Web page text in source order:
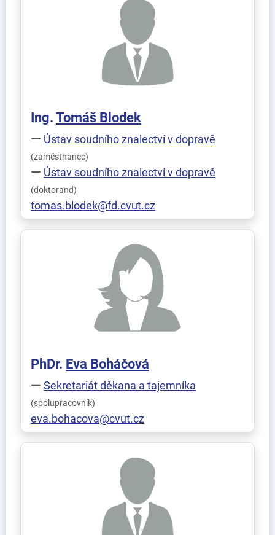
Ing. Tomáš Blodek
Ústav soudního znalectví v dopravě
(zaměstnanec)
Ústav soudního znalectví v dopravě
(doktorand)
tomas.blodek@fd.cvut.cz
PhDr. Eva Boháčová
Sekretariát děkana a tajemníka
(spolupracovník)
eva.bohacova@cvut.cz